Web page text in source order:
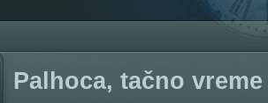
Palhoca, tačno vreme